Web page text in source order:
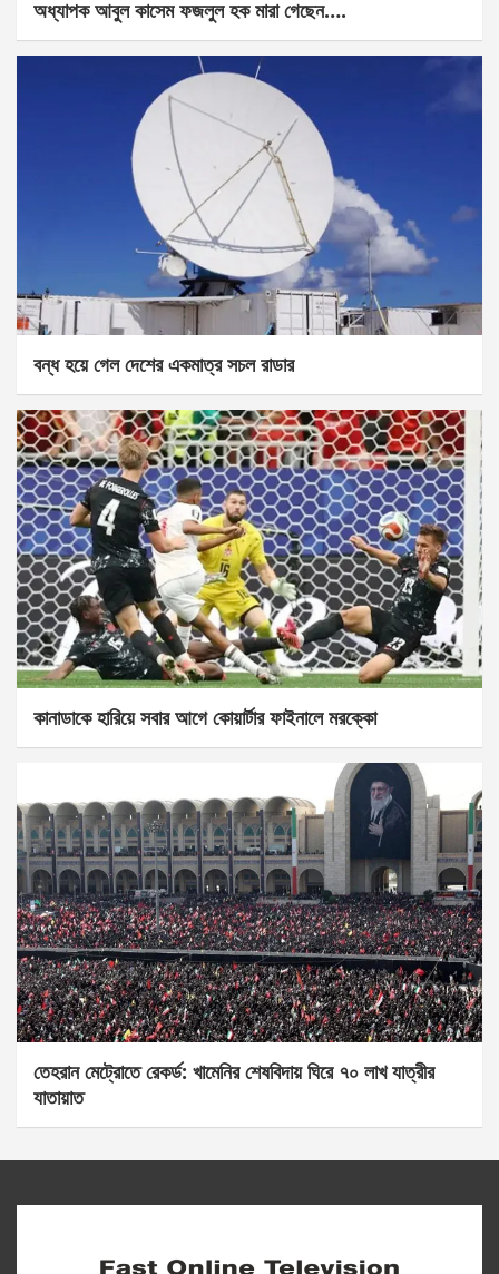
অধ্যাপক আবুল কাসেম ফজলুল হক মারা গেছেন….
বন্ধ হয়ে গেল দেশের একমাত্র সচল রাডার
কানাডাকে হারিয়ে সবার আগে কোয়ার্টার ফাইনালে মরক্কো
তেহরান মেট্রোতে রেকর্ড: খামেনির শেষবিদায় ঘিরে ৭০ লাখ যাত্রীর
যাতায়াত